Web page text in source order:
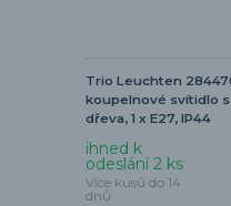
Trio Leuchten
koupelnové svítidlo
dřeva, 1 x E27, IP44
ihned k
odeslání 2 ks
Více kusů do 14
dnů